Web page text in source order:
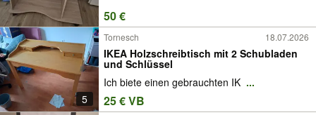
50 €
5
Tornesch 18.07.2026
IKEA Holzschreibtisch mit 2 Schubladen
und Schlüssel
Ich biete einen gebrauchten IK ...
25 € VB